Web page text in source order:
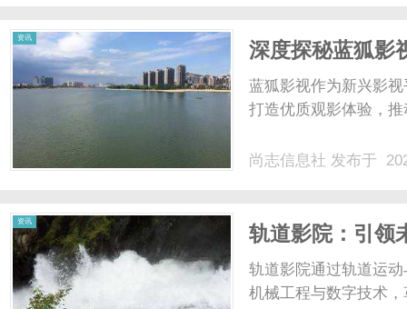
资讯
深度探秘蓝狐影
台
蓝狐影视作为新兴影
打造优质观影体验，
尚志信息社 发布于
资讯
轨道影院：引领
轨道影院通过轨道运
机械工程与数字技术